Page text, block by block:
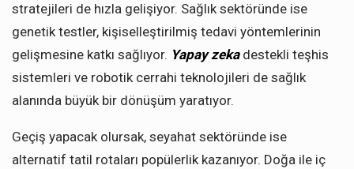
stratejileri de hızla gelişiyor. Sağlık sektöründe ise
genetik testler, kişiselleştirilmiş tedavi yöntemlerinin
gelişmesine katkı sağlıyor. Yapay zekadestekli teşhis
sistemleri ve robotik cerrahi teknolojileri de sağlık
alanında büyük bir dönüşüm yaratıyor.
Geçiş yapacak olursak, seyahat sektöründe ise
alternatif tatil rotaları popülerlik kazanıyor. Doğa ile iç